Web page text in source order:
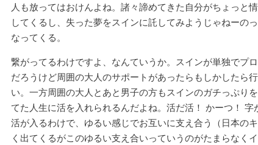
人も放ってはおけんよね。諸々諦めてきた自分がちょっと
してくるし、失った夢をスインに託してみようじゃねーの
なってくる。
繋がってるわけですよ、なんていうか。スインが単独でプ
だろうけど周囲の大人のサポートがあったらもしかしたら
い。一方周囲の大人とあと男子の方もスインのガチっぷり
てた人生に活を入れられるんだよね。活だ活！ かーつ！ 字
活が入るわけで、ゆるい感じでお互いに支え合う（日本の
く出てくるがこのゆるい支え合いっていうのがたまらなく